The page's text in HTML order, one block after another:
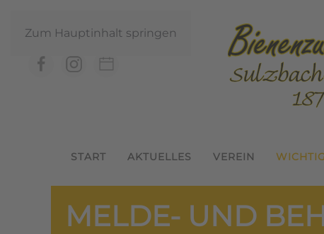
Zum Hauptinhalt springen
START AKTUELLES VEREIN
MELDE- UND